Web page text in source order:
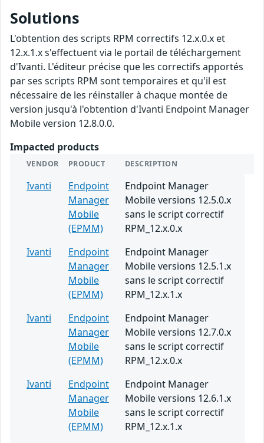
Solutions
L'obtention des scripts RPM correctifs 12.x.0.x et
12.x.1.x s'effectuent via le portail de téléchargement
d'Ivanti. L'éditeur précise que les correctifs apportés
par ses scripts RPM sont temporaires et qu'il est
nécessaire de les réinstaller à chaque montée de
version jusqu'à l'obtention d'Ivanti Endpoint Manager
Mobile version 12.8.0.0.
Impacted products
VENDOR PRODUCT DESCRIPTION
Ivanti
Endpoint
Manager
Mobile
(EPMM)
Endpoint Manager
Mobile versions 12.5.0.x
sans le script correctif
RPM_12.x.0.x
Ivanti
Endpoint
Manager
Mobile
(EPMM)
Endpoint Manager
Mobile versions 12.5.1.x
sans le script correctif
RPM_12.x.1.x
Ivanti
Endpoint
Manager
Mobile
(EPMM)
Endpoint Manager
Mobile versions 12.7.0.x
sans le script correctif
RPM_12.x.0.x
Ivanti
Endpoint
Manager
Mobile
(EPMM)
Endpoint Manager
Mobile versions 12.6.1.x
sans le script correctif
RPM_12.x.1.x